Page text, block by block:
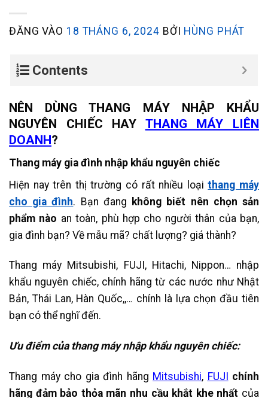
ĐĂNG VÀO 18 THÁNG 6, 2024 BỞI HÙNG PHÁT
Contents
NÊN DÙNG THANG MÁY NHẬP KHẨU
NGUYÊN CHIẾC HAY THANG MÁY LIÊN
DOANH?
Thang máy gia đình nhập khẩu nguyên chiếc
Hiện nay trên thị trường có rất nhiều loạithang máy
cho gia đình. Bạn đang không biết nên chọn sản
phẩm nào an toàn, phù hợp cho người thân của bạn,
gia đình bạn? Về mẫu mã? chất lượng? giá thành?
Thang máy Mitsubishi, FUJI, Hitachi, Nippon… nhập
khẩu nguyên chiếc, chính hãng từ các nước như Nhật
Bản, Thái Lan, Hàn Quốc,,… chính là lựa chọn đầu tiên
bạn có thể nghĩ đến.
Ưu điểm của thang máy nhập khẩu nguyên chiếc:
Thang máy cho gia đình hãng Mitsubishi, FUJI
chính
hãng đảm bảo thỏa mãn nhu cầu khắt khe nhất của